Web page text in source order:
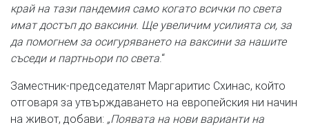
край на тази пандемия само когато всички по света
имат достъп до ваксини. Ще увеличим усилията си, за
да помогнем за осигуряването на ваксини за нашите
съседи и партньори по света .“
Заместник-председателят Маргаритис Схинас, който
отговаря за утвърждаването на европейския ни начин
на живот, добави: „Появата на нови варианти на